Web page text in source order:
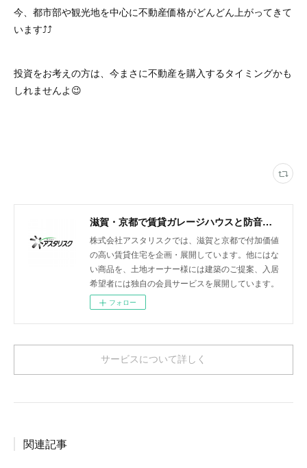
今、都市部や観光地を中心に不動産価格がどんどん上がってきて
います⤴⤴
投資をお考えの方は、今まさに不動産を購入するタイミングかも
しれませんよ😉
滋賀・京都で賃貸ガレージハウスと防音室付きアパートを展開
株式会社アスタリスクでは、滋賀と京都で付加価値
の高い賃貸住宅を企画・展開しています。他にはな
い商品を、土地オーナー様には建築のご提案、入居
希望者には独自の会員サービスを展開しています。
フォロー
サービスについて詳しく
関連記事